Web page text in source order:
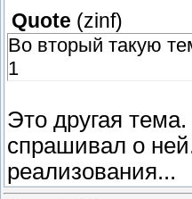
Quote (zinf)
Во вторый такую
1
Это другая
спрашивал о
реализования...